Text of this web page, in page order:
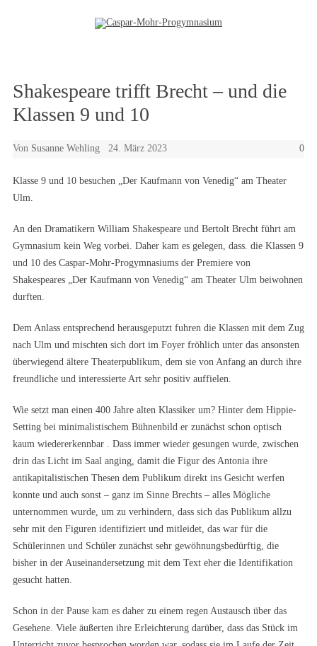
Shakespeare trifft Brecht – und die
Klassen 9 und 10
Von Susanne Wehling 24. März 2023 0
Klasse 9 und 10 besuchen „Der Kaufmann von Venedig“ am Theater
Ulm.
An den Dramatikern William Shakespeare und Bertolt Brecht führt am
Gymnasium kein Weg vorbei. Daher kam es gelegen, dass. die Klassen 9
und 10 des Caspar-Mohr-Progymnasiums der Premiere von
Shakespeares „Der Kaufmann von Venedig“ am Theater Ulm beiwohnen
durften.
Dem Anlass entsprechend herausgeputzt fuhren die Klassen mit dem Zug
nach Ulm und mischten sich dort im Foyer fröhlich unter das ansonsten
überwiegend ältere Theaterpublikum, dem sie von Anfang an durch ihre
freundliche und interessierte Art sehr positiv auffielen.
Wie setzt man einen 400 Jahre alten Klassiker um? Hinter dem Hippie-
Setting bei minimalistischem Bühnenbild er zunächst schon optisch
kaum wiedererkennbar . Dass immer wieder gesungen wurde, zwischen
drin das Licht im Saal anging, damit die Figur des Antonia ihre
antikapitalistischen Thesen dem Publikum direkt ins Gesicht werfen
konnte und auch sonst – ganz im Sinne Brechts – alles Mögliche
unternommen wurde, um zu verhindern, dass sich das Publikum allzu
sehr mit den Figuren identifiziert und mitleidet, das war für die
Schülerinnen und Schüler zunächst sehr gewöhnungsbedürftig, die
bisher in der Auseinandersetzung mit dem Text eher die Identifikation
gesucht hatten.
Schon in der Pause kam es daher zu einem regen Austausch über das
Gesehene. Viele äußerten ihre Erleichterung darüber, dass das Stück im